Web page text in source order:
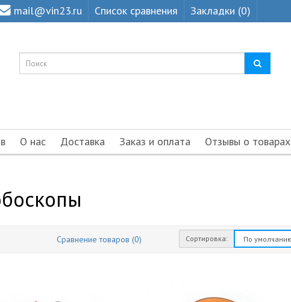
mail@vin23.ru Список сравнения Закладки (0)
О нас Доставка Заказ и оплата Отзывы о товарах
Сравнение товаров (0) Сортировка: